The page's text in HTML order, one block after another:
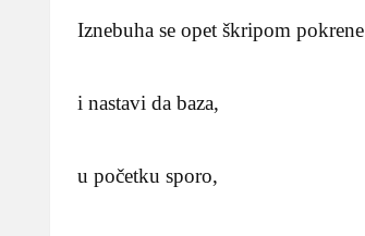
Iznebuha se opet škripom pokrene
i nastavi da baza,
u početku sporo,